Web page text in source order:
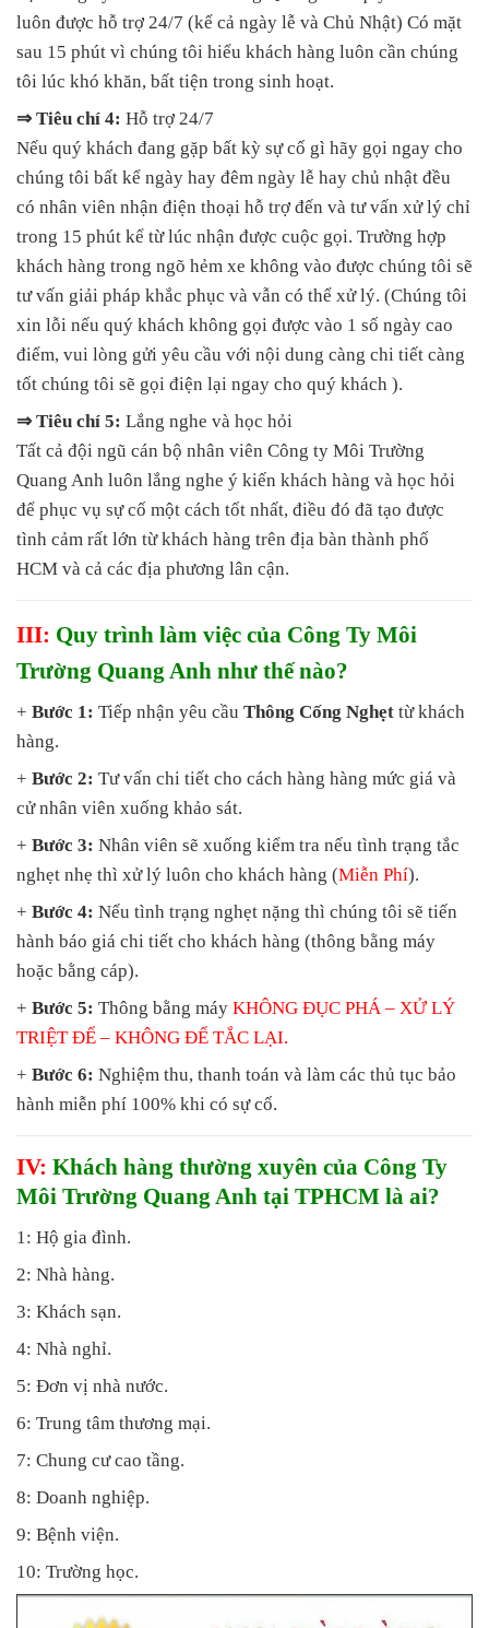
luôn được hỗ trợ 24/7 (kể cả ngày lễ và Chủ Nhật) Có mặt
sau 15 phút vì chúng tôi hiểu khách hàng luôn cần chúng
tôi lúc khó khăn, bất tiện trong sinh hoạt.
⇒ Tiêu chí 4: Hỗ trợ 24/7
Nếu quý khách đang gặp bất kỳ sự cố gì hãy gọi ngay cho
chúng tôi bất kể ngày hay đêm ngày lễ hay chủ nhật đều
có nhân viên nhận điện thoại hỗ trợ đến và tư vấn xử lý chỉ
trong 15 phút kể từ lúc nhận được cuộc gọi. Trường hợp
khách hàng trong ngõ hẻm xe không vào được chúng tôi sẽ
tư vấn giải pháp khắc phục và vẫn có thể xử lý. (Chúng tôi
xin lỗi nếu quý khách không gọi được vào 1 số ngày cao
điểm, vui lòng gửi yêu cầu với nội dung càng chi tiết càng
tốt chúng tôi sẽ gọi điện lại ngay cho quý khách ).
⇒ Tiêu chí 5: Lắng nghe và học hỏi
Tất cả đội ngũ cán bộ nhân viên Công ty Môi Trường
Quang Anh luôn lắng nghe ý kiến khách hàng và học hỏi
để phục vụ sự cố một cách tốt nhất, điều đó đã tạo được
tình cảm rất lớn từ khách hàng trên địa bàn thành phố
HCM và cả các địa phương lân cận.
III: Quy trình làm việc của Công Ty Môi
Trường Quang Anh như thế nào?
+ Bước 1: Tiếp nhận yêu cầu Thông Cống Nghẹt từ khách
hàng.
+ Bước 2: Tư vấn chi tiết cho cách hàng hàng mức giá và
cử nhân viên xuống khảo sát.
+ Bước 3: Nhân viên sẽ xuống kiểm tra nếu tình trạng tắc
nghẹt nhẹ thì xử lý luôn cho khách hàng (Miễn Phí).
+ Bước 4: Nếu tình trạng nghẹt nặng thì chúng tôi sẽ tiến
hành báo giá chi tiết cho khách hàng (thông bằng máy
hoặc bằng cáp).
+ Bước 5: Thông bằng máy KHÔNG ĐỤC PHÁ – XỬ LÝ
TRIỆT ĐỂ – KHÔNG ĐỂ TẮC LẠI.
+ Bước 6: Nghiệm thu, thanh toán và làm các thủ tục bảo
hành miễn phí 100% khi có sự cố.
IV: Khách hàng thường xuyên của Công Ty
Môi Trường Quang Anh tại TPHCM là ai?
1: Hộ gia đình.
2: Nhà hàng.
3: Khách sạn.
4: Nhà nghỉ.
5: Đơn vị nhà nước.
6: Trung tâm thương mại.
7: Chung cư cao tầng.
8: Doanh nghiệp.
9: Bệnh viện.
10: Trường học.